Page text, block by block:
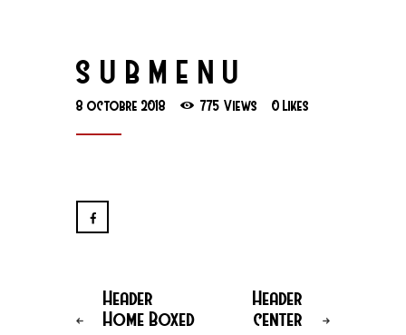
SUBMENU
8 octobre 2018 775 Views 0 Likes
Header
Home Boxed
Header
center